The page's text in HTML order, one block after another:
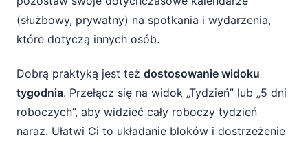
(służbowy, prywatny) na spotkania i wydarzenia,
które dotyczą innych osób.
Dobrą praktyką jest też dostosowanie widoku
tygodnia. Przełącz się na widok „Tydzień” lub „5 dni
roboczych”, aby widzieć cały roboczy tydzień
naraz. Ułatwi Ci to układanie bloków i dostrzeżenie